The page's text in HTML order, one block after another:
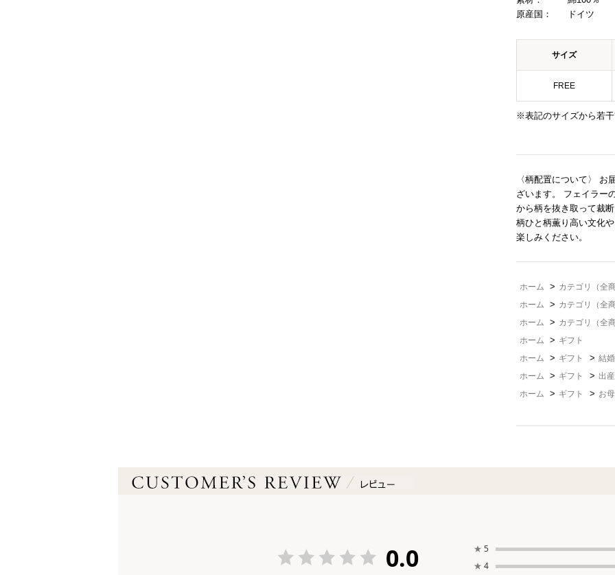
原産国：
ドイツ
サイズ
FREE
※表記のサイズから若干
〈柄配置について〉
ざいます。 フェイラー
から柄を抜き取って裁
柄ひと柄薫り高い文化
楽しみください。
ホーム > カテゴリ（全商
ホーム
> カテゴリ（全商
ホーム
> カテゴリ（全商
ホーム
> ギフト
ホーム
> ギフト > 結
ホーム
> ギフト > 出
ホーム
> ギフト > お
0.0 ★ 5
★ 4